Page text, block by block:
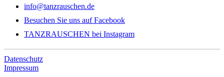
info@tanzrauschen.de
Besuchen Sie uns auf Facebook
TANZRAUSCHEN bei Instagram
Datenschutz
Impressum